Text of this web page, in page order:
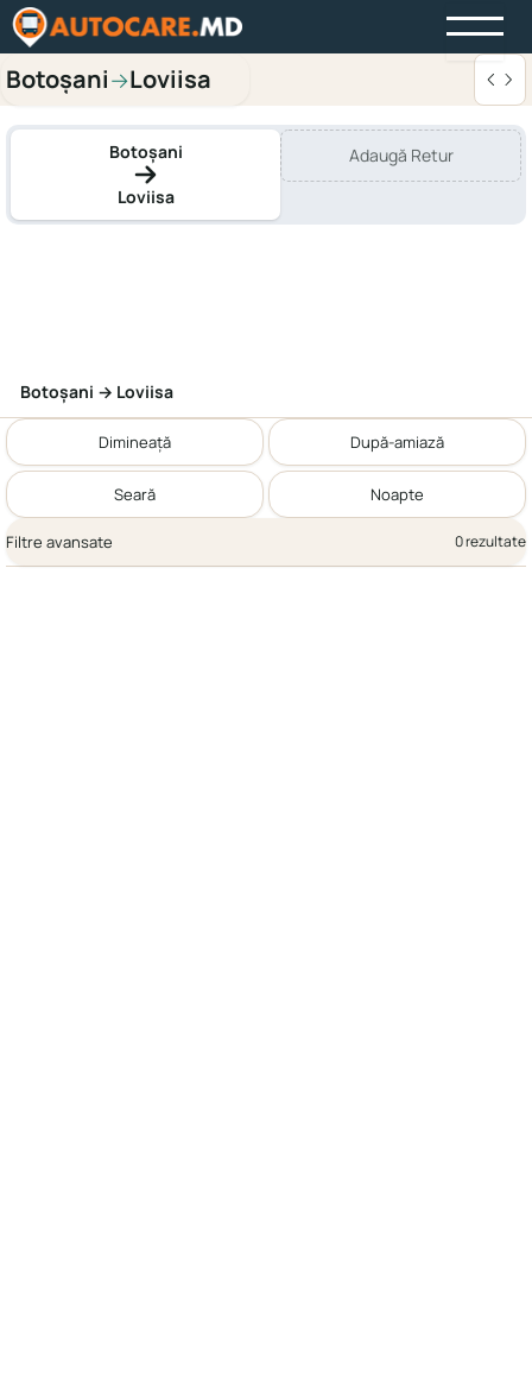
Botoșani→Loviisa
Botoșani
Loviisa
Adaugă Retur
Botoșani → Loviisa
Dimineață După-amiază
Seară Noapte
Filtre avansate 0 rezultate